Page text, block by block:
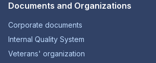
Documents and Organizations
Corporate documents
Internal Quality System
Veterans' organization